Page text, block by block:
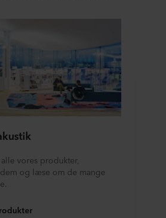
vores produkter,
og læse om de mange